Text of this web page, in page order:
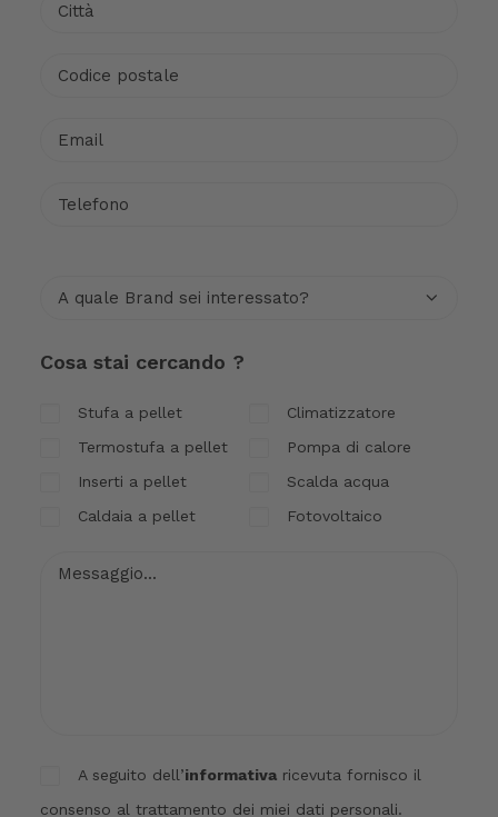
Cosa stai cercando ?
Stufa a pellet
Termostufa a pellet
Inserti a pellet
Caldaia a pellet
Climatizzatore
Pompa di calore
Scalda acqua
Fotovoltaico
A seguito dell’informativaricevuta fornisco il
consenso al trattamento dei miei dati personali.